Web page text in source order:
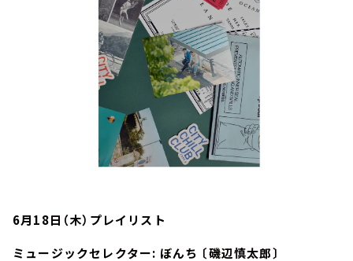
6月18日（木）プレイリスト
ミュージックセレクター: ぼんち 〔磯辺慎太郎〕